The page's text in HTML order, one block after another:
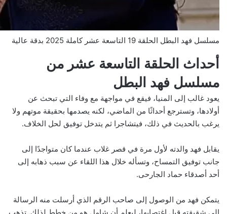
مسلسل فهد البطل الحلقة 19 التاسعة عشر كاملة 2025 بدقة عالية
أحداث الحلقة التاسعة عشر من
مسلسل فهد البطل
يعود غالب إلى المنيا، فيقع في مواجهة مع وفاء التي تبحث عن
أولادها، وتسترجع أحداثًا من الماضي، لكنه يصدمها بحقيقة موتهم ولا
يرغب بالحديث في ذلك، فيتشاجرا ثم يتدخل توفيق لحل الخلاف.
يقابل فهد والدته لأول مرة في قصر غلاب عندما كان متواجدًا إلى
جانب توفيق التمساح، وتسأله خلال هذا اللقاء عن سبب ذهابه إلى
أحد أصدقاء حماد الجارحى.
يتمكن فهد من الوصول إلى صاحب الرقم الذي أرسلت منه الرسالة